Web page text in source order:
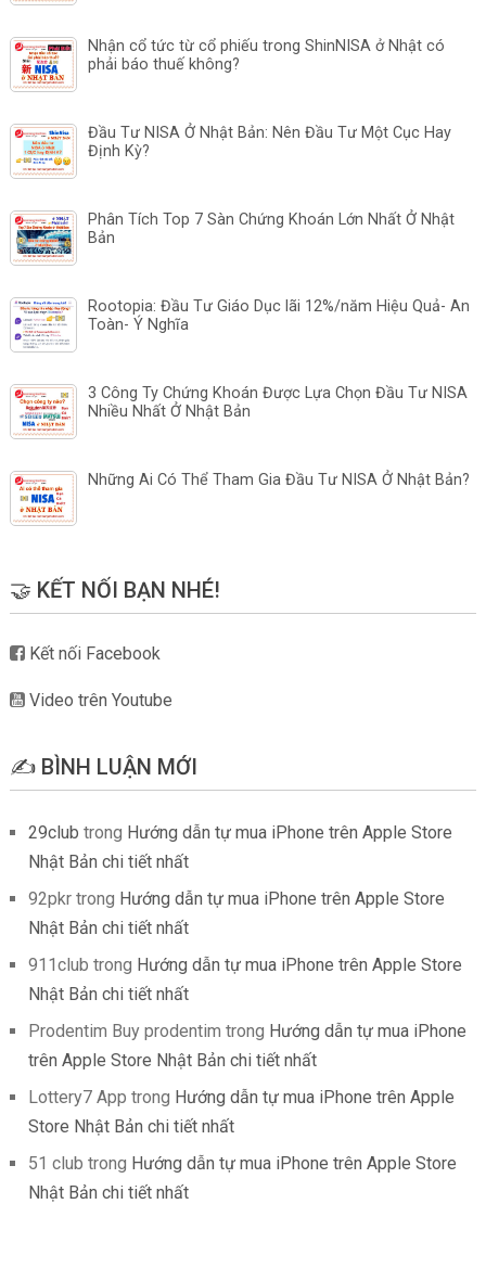
Nhận cổ tức từ cổ phiếu trong ShinNISA ở Nhật có
phải báo thuế không?
Đầu Tư NISA Ở Nhật Bản: Nên Đầu Tư Một Cục Hay
Định Kỳ?
Phân Tích Top 7 Sàn Chứng Khoán Lớn Nhất Ở Nhật
Bản
Rootopia: Đầu Tư Giáo Dục lãi 12%/năm Hiệu Quả- An
Toàn- Ý Nghĩa
3 Công Ty Chứng Khoán Được Lựa Chọn Đầu Tư NISA
Nhiều Nhất Ở Nhật Bản
Những Ai Có Thể Tham Gia Đầu Tư NISA Ở Nhật Bản?
🤝 KẾT NỐI BẠN NHÉ!
Kết nối Facebook
Video trên Youtube
✍️ BÌNH LUẬN MỚI
29club trong Hướng dẫn tự mua iPhone trên Apple Store
Nhật Bản chi tiết nhất
92pkrtrong Hướng dẫn tự mua iPhone trên Apple Store
Nhật Bản chi tiết nhất
911club trong Hướng dẫn tự mua iPhone trên Apple Store
Nhật Bản chi tiết nhất
Prodentim Buy prodentim trong Hướng dẫn tự mua iPhone
trên Apple Store Nhật Bản chi tiết nhất
Lottery7 App trong Hướng dẫn tự mua iPhone trên Apple
Store Nhật Bản chi tiết nhất
51 club trong Hướng dẫn tự mua iPhone trên Apple Store
Nhật Bản chi tiết nhất